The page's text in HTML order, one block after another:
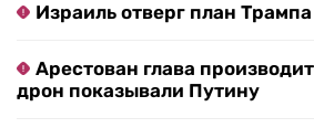
Израиль отверг план Трампа
Арестован глава
дрон показывали Путину